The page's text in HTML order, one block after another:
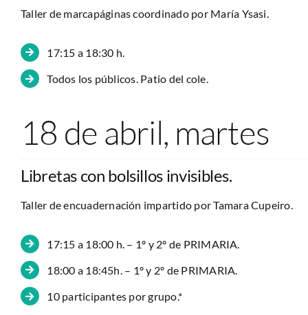
Taller de marcapáginas coordinado por María Ysasi.
17:15 a 18:30 h.
Todos los públicos. Patio del cole.
18 de abril, martes
Libretas con bolsillos invisibles.
Taller de encuadernación impartido por Tamara Cupeiro.
17:15 a 18:00 h. – 1º y 2º de PRIMARIA.
18:00 a 18:45h. – 1º y 2º de PRIMARIA.
10 participantes por grupo.*